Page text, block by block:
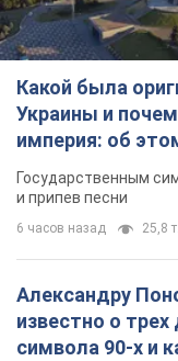
Какой была
Украины и
империя: об
Государственным
и припев песни
6 часов назад 25,8 т.
Александру
известно о трех
символа 90-х и